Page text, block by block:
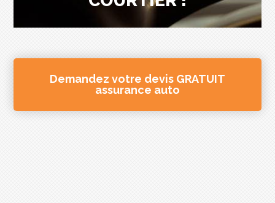
Demandez votre devis GRATUIT
assurance auto